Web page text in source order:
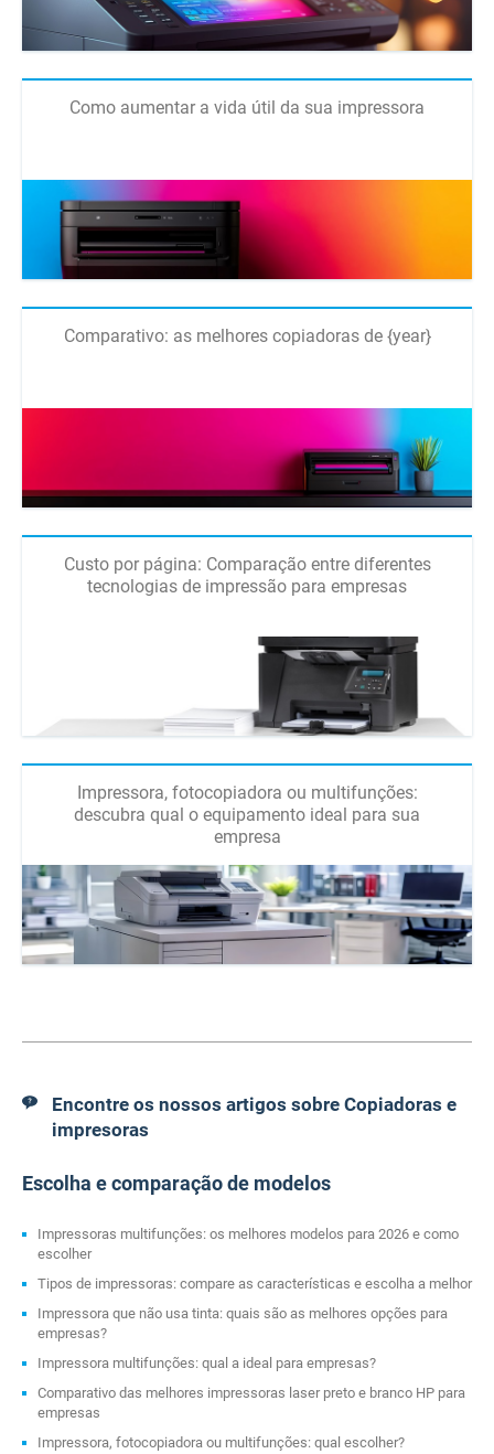
Como aumentar a vida útil da sua impressora
Comparativo: as melhores copiadoras de {year}
Custo por página: Comparação entre diferentes
tecnologias de impressão para empresas
Impressora, fotocopiadora ou multifunções:
descubra qual o equipamento ideal para sua
empresa
Encontre os nossos artigos sobre Copiadoras e
impresoras
Escolha e comparação de modelos
Impressoras multifunções: os melhores modelos para 2026 e como
escolher
Tipos de impressoras: compare as características e escolha a melhor
Impressora que não usa tinta: quais são as melhores opções para
empresas?
Impressora multifunções: qual a ideal para empresas?
Comparativo das melhores impressoras laser preto e branco HP para
empresas
Impressora, fotocopiadora ou multifunções: qual escolher?